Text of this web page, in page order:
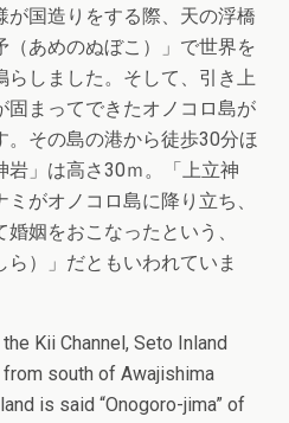
が国造りをする際、天の浮橋
（あめのぬぼこ）」で世界を
しました。そして、引き上
固まってできたオノコロ島が
。その島の港から徒歩30分ほ
岩」は高さ30ｍ。「上立神
がオノコロ島に降り立ち、
姻をおこなったという、
ら）」だともいわれていま
Kii Channel, Seto Inland
south of Awajishima
is said “Onogoro-jima” of